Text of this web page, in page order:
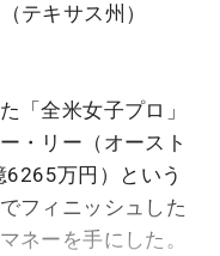
テキサス州）
「全米女子プロ」
・リー（オースト
万円）という
フィニッシュした
ネーを手にした。